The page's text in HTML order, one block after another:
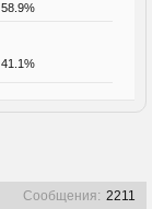
58.9%
41.1%
Сообщения: 2211